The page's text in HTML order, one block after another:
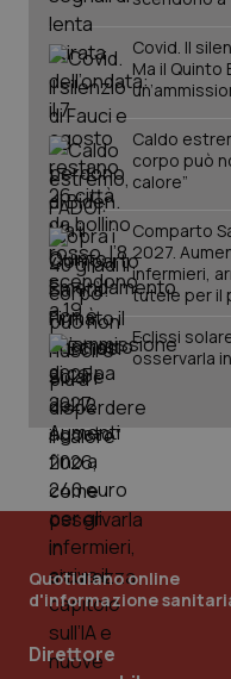
Covid. Il
Ma il Quinto
Caldo
corpo può
calore”
Comparto
2027.
infermieri,
tutele per il
Eclissi
osservarla
Quotidiano online
d'informazione
Direttore
tracking-sites-
tracking-enable
tracking-sites-
session-id
_ga